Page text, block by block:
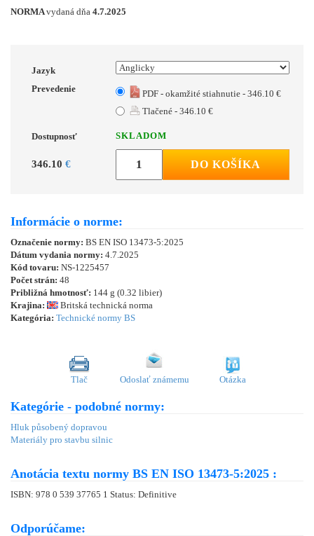
NORMAvydaná dňa 4.7.2025
Jazyk
Prevedenie
PDF - okamžité stiahnutie - 346.10 €
Tlačené - 346.10 €
Dostupnosť SKLADOM
346.10 € DO KOŠÍKA
Informácie o norme:
Označenie normy: BS EN ISO 13473-5:2025
Dátum vydania normy: 4.7.2025
Kód tovaru: NS-1225457
Počet strán: 48
Približná hmotnosť: 144 g (0.32 libier)
Krajina:
Britská technická norma
Kategória: Technické normy BS
Tlač Odoslať známemu Otázka
Kategórie - podobné normy:
Hluk působený dopravou
Materiály pro stavbu silnic
Anotácia textu normy BS EN ISO 13473-5:2025 :
ISBN: 978 0 539 37765 1 Status: Definitive
Odporúčame: